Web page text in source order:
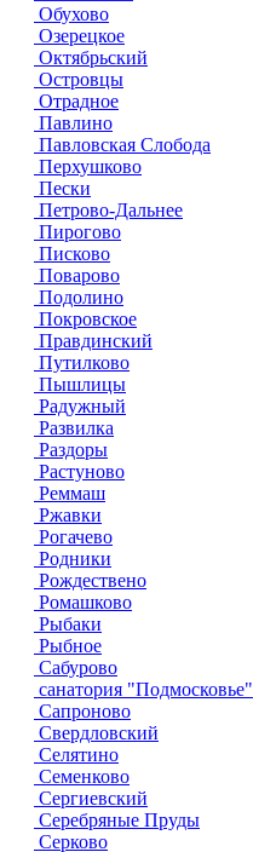
Обухово
Озерецкое
Октябрьский
Островцы
Отрадное
Павлино
Павловская Слобода
Перхушково
Пески
Петрово-Дальнее
Пирогово
Писково
Поварово
Подолино
Покровское
Правдинский
Путилково
Пышлицы
Радужный
Развилка
Раздоры
Растуново
Реммаш
Ржавки
Рогачево
Родники
Рождествено
Ромашково
Рыбаки
Рыбное
Сабурово
санатория "Подмосковье"
Сапроново
Свердловский
Селятино
Семенково
Сергиевский
Серебряные Пруды
Серково